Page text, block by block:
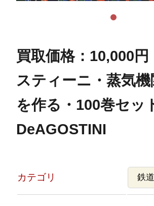
買取価格：10,000
スティーニ・蒸気機
を作る・100巻セッ
DeAGOSTINI
カテゴリ 鉄